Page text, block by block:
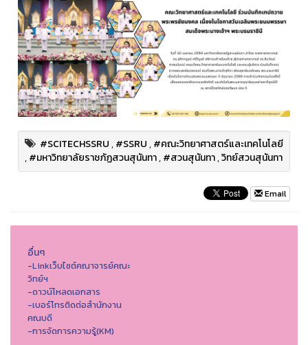
#SCITECHSSRU,#SSRU,#คณะวิทยาศาสตร์และเทคโนโลยี
,#มหาวิทยาลัยราชภัฏสวนสุนันทา,#สวนสุนันทา,วิทย์สวนสุนันทา
Email
อื่นๆ
-Linkเว็บไซต์คณาจารย์คณะ
วิทย์ฯ
-ดาวน์โหลดเอกสาร
-เบอร์โทรติดต่อสำนักงาน
คณบดี
-การจัดการความรู้(KM)